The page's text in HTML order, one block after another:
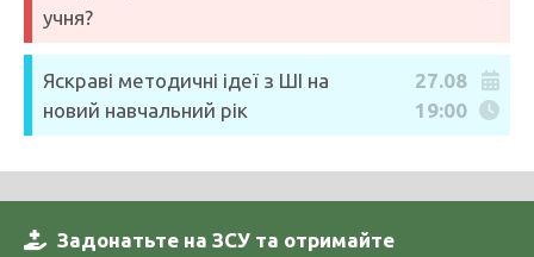
учня?
Яскраві методичні ідеї з ШІ на
новий навчальний рік
27.08
19:00
Задонатьте на ЗСУ та отримайте